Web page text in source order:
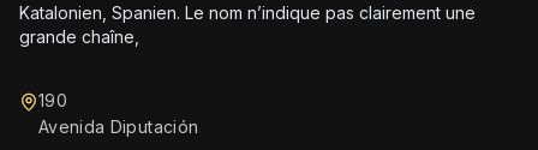
Katalonien, Spanien. Le nom n’indique pas clairement une
grande chaîne,
190
Avenida Diputación